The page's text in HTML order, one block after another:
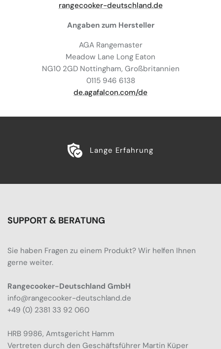
rangecooker-deutschland.de
Angaben zum Hersteller
AGA Rangemaster
Meadow Lane Long Eaton
NG10 2GD Nottingham, Großbritannien
0115 946 6138
de.agafalcon.com/de
Lange Erfahrung
SUPPORT & BERATUNG
Sie haben Fragen zu einem Produkt? Wir helfen Ihnen
gerne weiter.
Rangecooker-Deutschland GmbH
info@rangecooker-deutschland.de
+49 (0) 2381 33 92 060
HRB 9986, Amtsgericht Hamm
Vertreten durch den Geschäftsführer Martin Küper